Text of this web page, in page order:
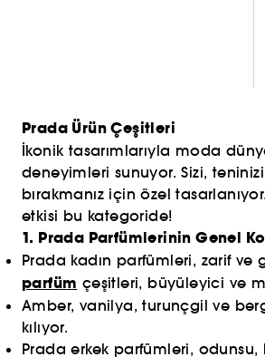
Prada Ürün Çeşitleri
İkonik tasarımlarıyla moda
deneyimleri sunuyor. Sizi,
bırakmanız için özel
etkisi bu kategoride!
1. Prada Parfümlerinin Genel
Prada kadın parfümleri, zarif ve
parfüm çeşitleri, büyüleyici ve
Amber, vanilya, turunçgil ve
kılıyor.
Prada erkek parfümleri,